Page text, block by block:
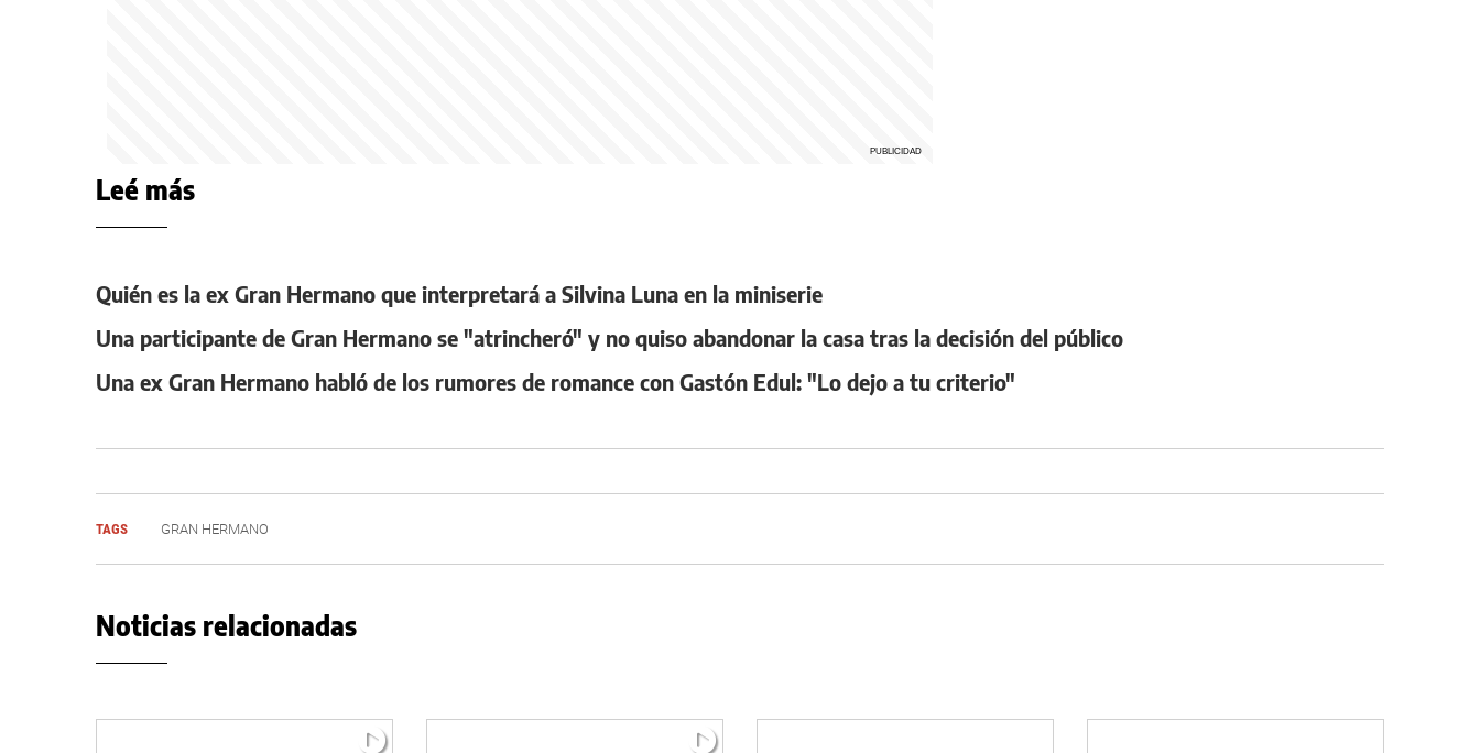
Leé más
Quién es la ex Gran Hermano que interpretará a Silvina Luna en la miniserie
Una participante de Gran Hermano se "atrincheró" y no quiso abandonar la casa tras la decisión del público
Una ex Gran Hermano habló de los rumores de romance con Gastón Edul: "Lo dejo a tu criterio"
TAGS GRAN HERMANO
Noticias relacionadas